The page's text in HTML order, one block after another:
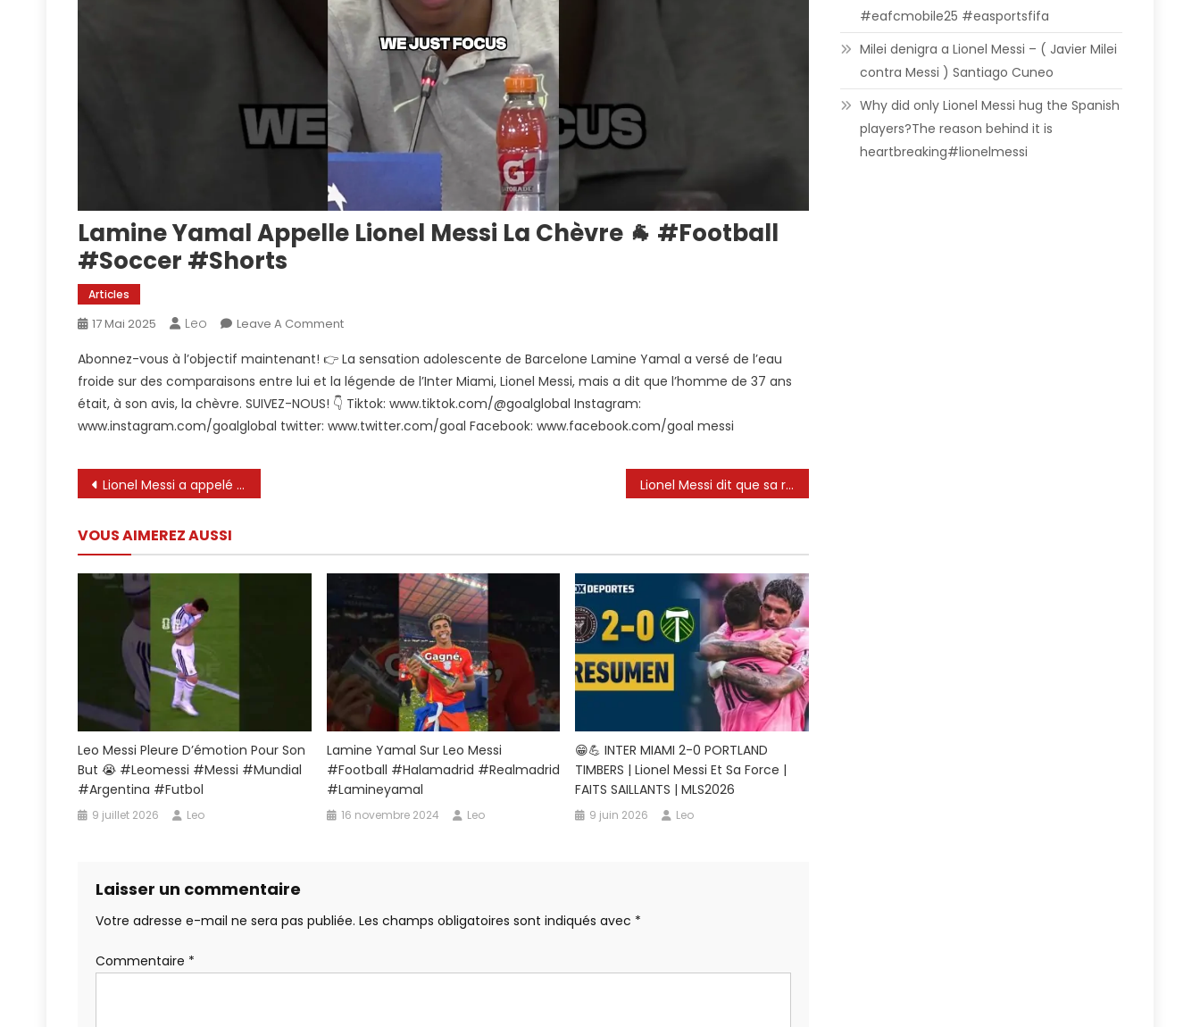
Lamine Yamal Appelle Lionel Messi La Chèvre 🐐 #football
#soccer #shorts
Articles
17 Mai 2025 Leo Leave A CommentOn
Yamal
Appelle
Lionel
Messi
Abonnez-vous à l’objectif maintenant! 👉 La sensation adolescente de Barcelone Lamine Yamal a versé de l’eau
froide sur des comparaisons entre lui et la légende de l’Inter Miami, Lionel Messi, mais a dit que l’homme de 37 ans
était, à son avis, la chèvre. SUIVEZ-NOUS! 👇 Tiktok: www.tiktok.com/@goalglobal Instagram:
www.instagram.com/goalglobal twitter: www.twitter.com/goal Facebook: www.facebook.com/goal messi
Navigation
l’article
Lionel Messi a appelé une fois Asamoah Gyan l’une des principales machines de but du monde Lionel Messi dit que sa rivalité avec Cristiano Ronaldo « a marqué un âge d’or » | TUDN SOCCER
VOUS AIMEREZ AUSSI
Leo Messi Pleure D’émotion Pour Son
But 😭 #leomessi #messi #mundial
#argentina #futbol
9 juillet 2026 Leo
Lamine Yamal Sur Leo Messi
#football #halamadrid #realmadrid
#lamineyamal
16 novembre 2024 Leo
😁💪 INTER MIAMI 2-0 PORTLAND
TIMBERS | Lionel Messi Et Sa Force |
FAITS SAILLANTS | MLS2026
9 juin 2026 Leo
Laisser un commentaire
Votre adresse e-mail ne sera pas publiée. Les champs obligatoires sont indiqués avec *
Commentaire *
#eafcmobile25 #easportsfifa
Milei denigra a Lionel Messi – ( Javier Milei
contra Messi ) Santiago Cuneo
Why did only Lionel Messi hug the Spanish
players?The reason behind it is
heartbreaking#lionelmessi